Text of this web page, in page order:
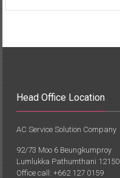
Head Office Location
AC Service Solution Company
92/73 Moo 6 Beungkumproy
Lumlukka Pathumthani 12150
Office call: +662 127 0159